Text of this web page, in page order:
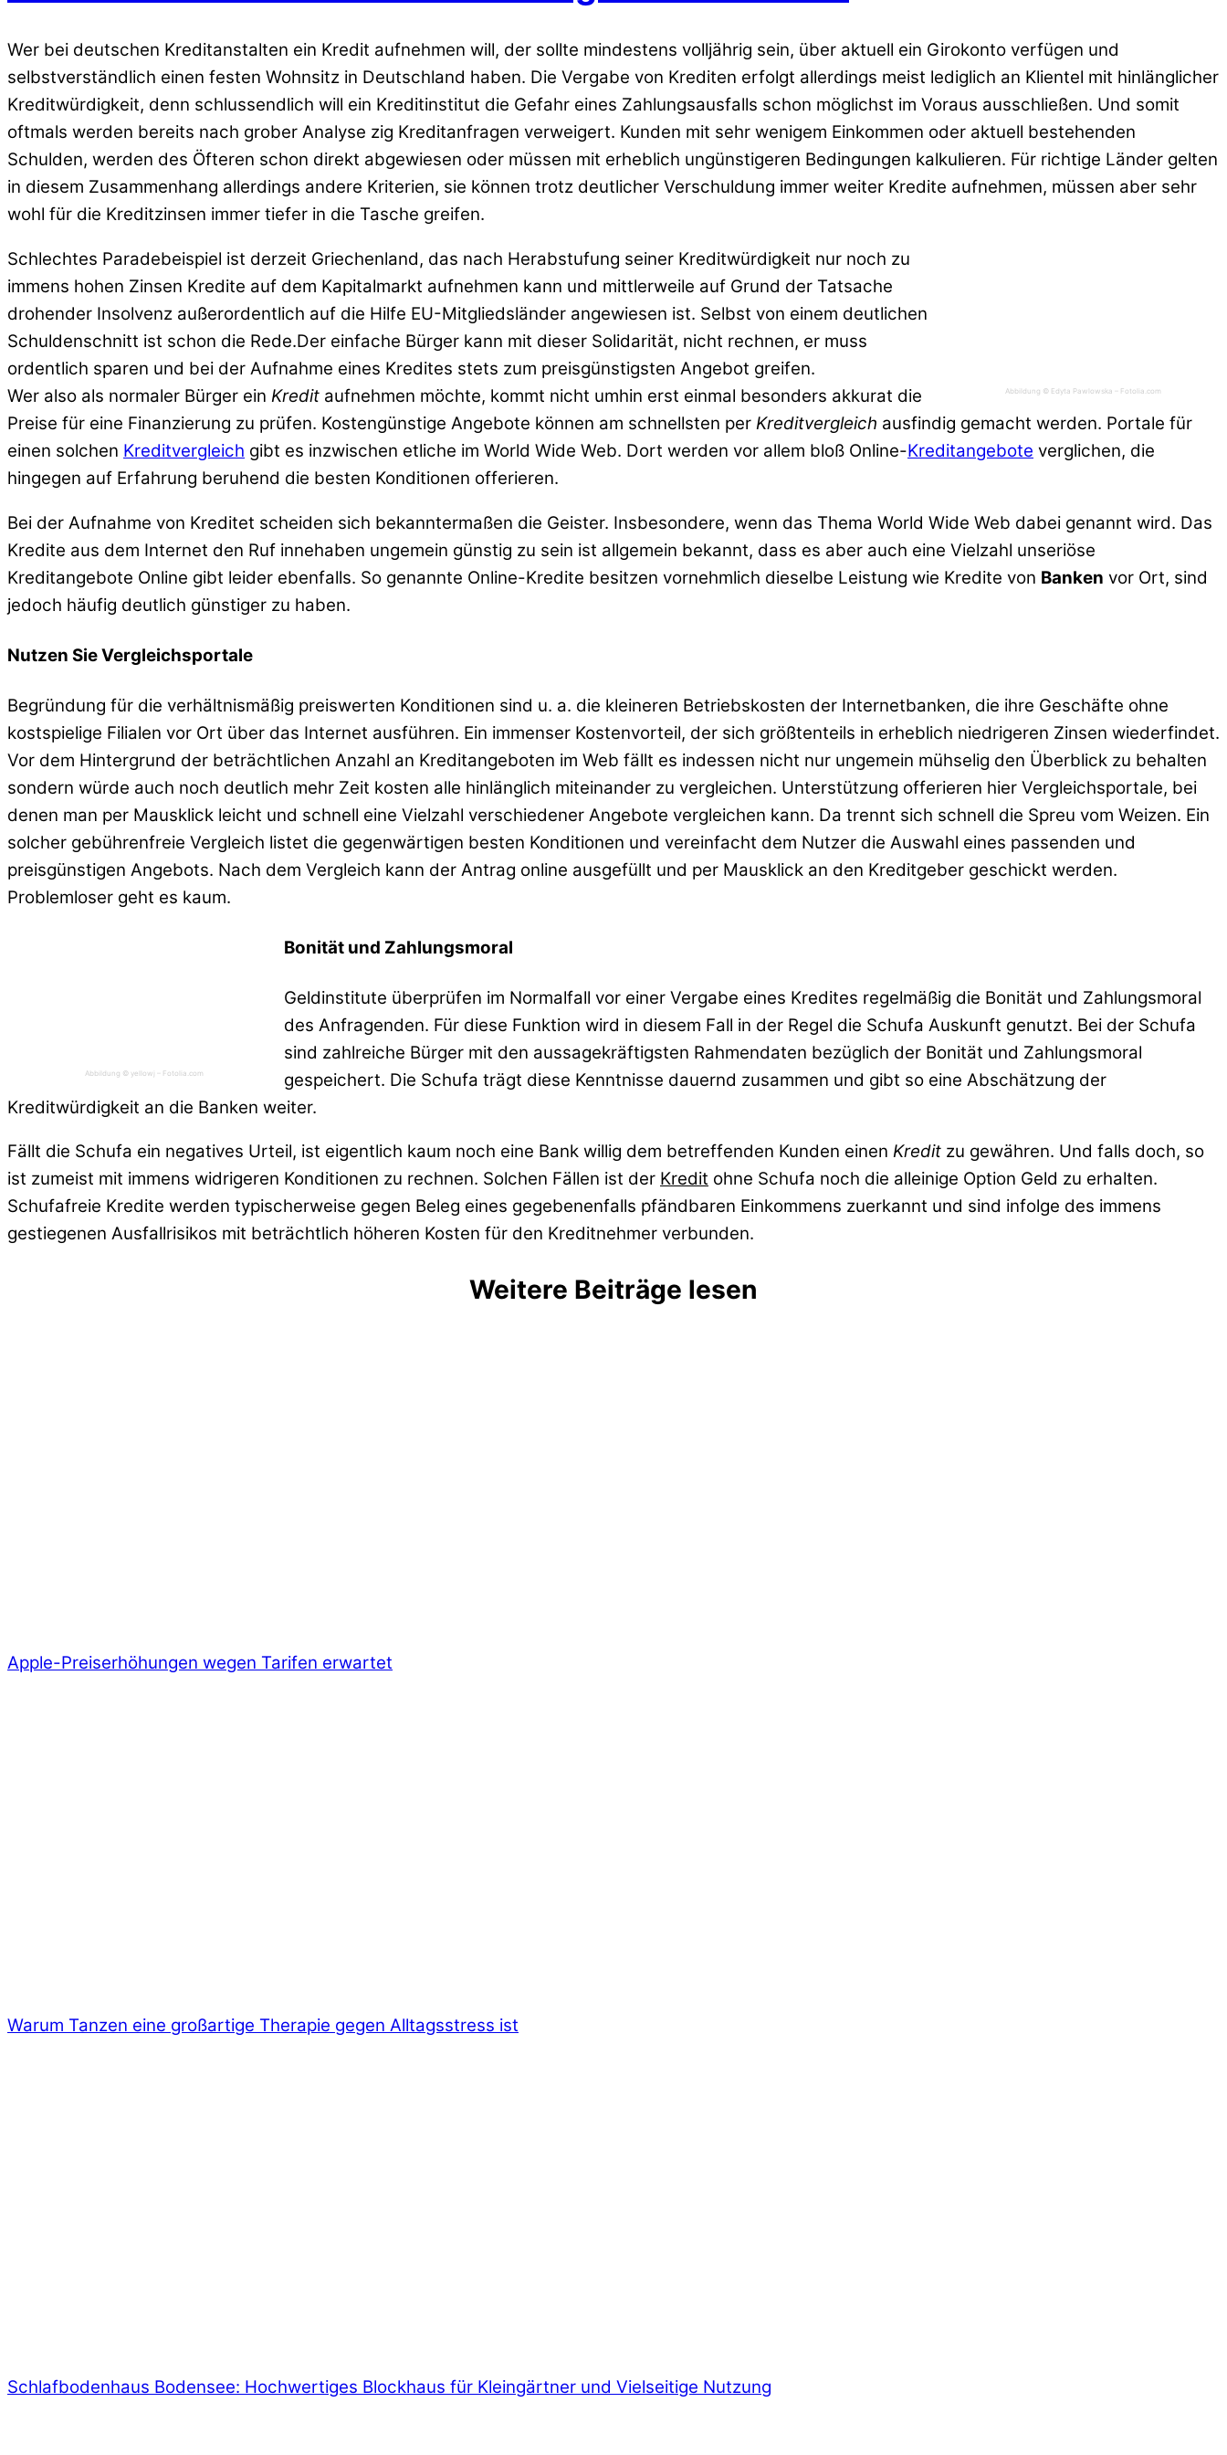
Wer bei deutschen Kreditanstalten ein Kredit aufnehmen will, der sollte mindestens volljährig sein, über aktuell ein Girokonto verfügen und
selbstverständlich einen festen Wohnsitz in Deutschland haben. Die Vergabe von Krediten erfolgt allerdings meist lediglich an Klientel mit hinlänglicher
Kreditwürdigkeit, denn schlussendlich will ein Kreditinstitut die Gefahr eines Zahlungsausfalls schon möglichst im Voraus ausschließen. Und somit
oftmals werden bereits nach grober Analyse zig Kreditanfragen verweigert. Kunden mit sehr wenigem Einkommen oder aktuell bestehenden
Schulden, werden des Öfteren schon direkt abgewiesen oder müssen mit erheblich ungünstigeren Bedingungen kalkulieren. Für richtige Länder gelten
in diesem Zusammenhang allerdings andere Kriterien, sie können trotz deutlicher Verschuldung immer weiter Kredite aufnehmen, müssen aber sehr
wohl für die Kreditzinsen immer tiefer in die Tasche greifen.
Abbildung © Edyta Pawlowska – Fotolia.com
Schlechtes Paradebeispiel ist derzeit Griechenland, das nach Herabstufung seiner Kreditwürdigkeit nur noch zu
immens hohen Zinsen Kredite auf dem Kapitalmarkt aufnehmen kann und mittlerweile auf Grund der Tatsache
drohender Insolvenz außerordentlich auf die Hilfe EU-Mitgliedsländer angewiesen ist. Selbst von einem deutlichen
Schuldenschnitt ist schon die Rede.Der einfache Bürger kann mit dieser Solidarität, nicht rechnen, er muss
ordentlich sparen und bei der Aufnahme eines Kredites stets zum preisgünstigsten Angebot greifen.
Wer also als normaler Bürger ein Kredit aufnehmen möchte, kommt nicht umhin erst einmal besonders akkurat die
Preise für eine Finanzierung zu prüfen. Kostengünstige Angebote können am schnellsten per Kreditvergleich ausfindig gemacht werden. Portale für
einen solchen Kreditvergleich gibt es inzwischen etliche im World Wide Web. Dort werden vor allem bloß Online-Kreditangebote verglichen, die
hingegen auf Erfahrung beruhend die besten Konditionen offerieren.
Bei der Aufnahme von Kreditet scheiden sich bekanntermaßen die Geister. Insbesondere, wenn das Thema World Wide Web dabei genannt wird. Das
Kredite aus dem Internet den Ruf innehaben ungemein günstig zu sein ist allgemein bekannt, dass es aber auch eine Vielzahl unseriöse
Kreditangebote Online gibt leider ebenfalls. So genannte Online-Kredite besitzen vornehmlich dieselbe Leistung wie Kredite von Banken vor Ort, sind
jedoch häufig deutlich günstiger zu haben.
Nutzen Sie Vergleichsportale
Begründung für die verhältnismäßig preiswerten Konditionen sind u. a. die kleineren Betriebskosten der Internetbanken, die ihre Geschäfte ohne
kostspielige Filialen vor Ort über das Internet ausführen. Ein immenser Kostenvorteil, der sich größtenteils in erheblich niedrigeren Zinsen wiederfindet.
Vor dem Hintergrund der beträchtlichen Anzahl an Kreditangeboten im Web fällt es indessen nicht nur ungemein mühselig den Überblick zu behalten
sondern würde auch noch deutlich mehr Zeit kosten alle hinlänglich miteinander zu vergleichen. Unterstützung offerieren hier Vergleichsportale, bei
denen man per Mausklick leicht und schnell eine Vielzahl verschiedener Angebote vergleichen kann. Da trennt sich schnell die Spreu vom Weizen. Ein
solcher gebührenfreie Vergleich listet die gegenwärtigen besten Konditionen und vereinfacht dem Nutzer die Auswahl eines passenden und
preisgünstigen Angebots. Nach dem Vergleich kann der Antrag online ausgefüllt und per Mausklick an den Kreditgeber geschickt werden.
Problemloser geht es kaum.
Abbildung © yellowj – Fotolia.com
Bonität und Zahlungsmoral
Geldinstitute überprüfen im Normalfall vor einer Vergabe eines Kredites regelmäßig die Bonität und Zahlungsmoral
des Anfragenden. Für diese Funktion wird in diesem Fall in der Regel die Schufa Auskunft genutzt. Bei der Schufa
sind zahlreiche Bürger mit den aussagekräftigsten Rahmendaten bezüglich der Bonität und Zahlungsmoral
gespeichert. Die Schufa trägt diese Kenntnisse dauernd zusammen und gibt so eine Abschätzung der
Kreditwürdigkeit an die Banken weiter.
Fällt die Schufa ein negatives Urteil, ist eigentlich kaum noch eine Bank willig dem betreffenden Kunden einen Kredit zu gewähren. Und falls doch, so
ist zumeist mit immens widrigeren Konditionen zu rechnen. Solchen Fällen ist der Kredit ohne Schufa noch die alleinige Option Geld zu erhalten.
Schufafreie Kredite werden typischerweise gegen Beleg eines gegebenenfalls pfändbaren Einkommens zuerkannt und sind infolge des immens
gestiegenen Ausfallrisikos mit beträchtlich höheren Kosten für den Kreditnehmer verbunden.
Weitere Beiträge lesen
Apple-Preiserhöhungen wegen Tarifen erwartet
Warum Tanzen eine großartige Therapie gegen Alltagsstress ist
Schlafbodenhaus Bodensee: Hochwertiges Blockhaus für Kleingärtner und Vielseitige Nutzung